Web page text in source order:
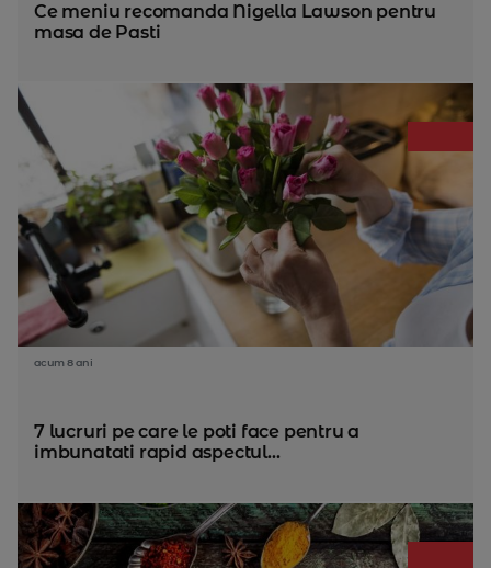
Ce meniu recomanda Nigella Lawson pentru
masa de Pasti
acum 8 ani
7 lucruri pe care le poti face pentru a
imbunatati rapid aspectul...